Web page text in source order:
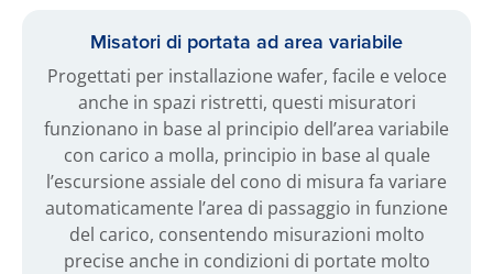
Misatori di portata ad area variabile
Progettati per installazione wafer, facile e veloce
anche in spazi ristretti, questi misuratori
funzionano in base al principio dell’area variabile
con carico a molla, principio in base al quale
l’escursione assiale del cono di misura fa variare
automaticamente l’area di passaggio in funzione
del carico, consentendo misurazioni molto
precise anche in condizioni di portate molto